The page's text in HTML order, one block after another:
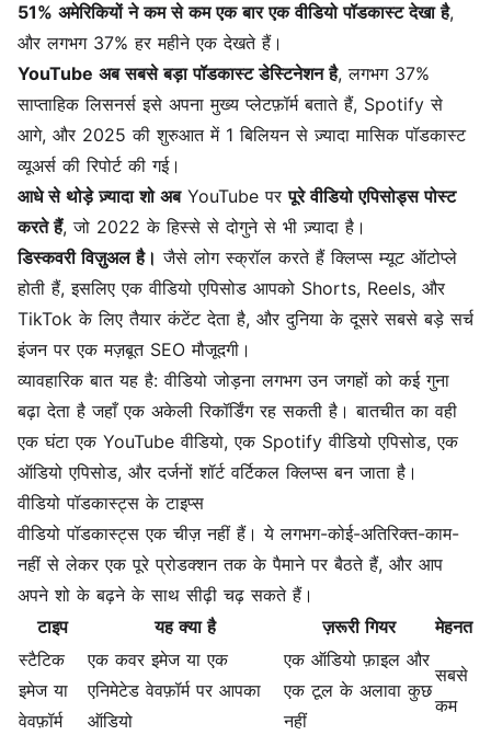
51% अमेरिकियों ने कम से कम एक बार एक वीडियो पॉडकास्ट देखा है,
और लगभग 37% हर महीने एक देखते हैं।
YouTube अब सबसे बड़ा पॉडकास्ट डेस्टिनेशन है, लगभग 37%
साप्ताहिक लिसनर्स इसे अपना मुख्य प्लेटफ़ॉर्म बताते हैं, Spotify से
आगे, और 2025 की शुरुआत में 1 बिलियन से ज़्यादा मासिक पॉडकास्ट
व्यूअर्स की रिपोर्ट की गई।
आधे से थोड़े ज़्यादा शो अबYouTube परपूरे वीडियो एपिसोड्स पोस्ट
करते हैं, जो 2022 के हिस्से से दोगुने से भी ज़्यादा है।
डिस्कवरी विज़ुअल है। जैसे लोग स्क्रॉल करते हैं क्लिप्स म्यूट ऑटोप्ले
होती हैं, इसलिए एक वीडियो एपिसोड आपको Shorts, Reels, और
TikTok के लिए तैयार कंटेंट देता है, और दुनिया के दूसरे सबसे बड़े सर्च
इंजन पर एक मज़बूत SEO मौजूदगी।
व्यावहारिक बात यह है: वीडियो जोड़ना लगभग उन जगहों को कई गुना
बढ़ा देता है जहाँ एक अकेली रिकॉर्डिंग रह सकती है। बातचीत का वही
एक घंटा एक YouTube वीडियो, एक Spotify वीडियो एपिसोड, एक
ऑडियो एपिसोड, और दर्जनों शॉर्ट वर्टिकल क्लिप्स बन जाता है।
वीडियो पॉडकास्ट्स के टाइप्स
वीडियो पॉडकास्ट्स एक चीज़ नहीं हैं। ये लगभग-कोई-अतिरिक्त-काम-
नहीं से लेकर एक पूरे प्रोडक्शन तक के पैमाने पर बैठते हैं, और आप
अपने शो के बढ़ने के साथ सीढ़ी चढ़ सकते हैं।
टाइप
यह क्या है ज़रूरी गियर
मेहनत
स्टैटिक
इमेज या
वेवफ़ॉर्म
एक कवर इमेज या एक
एनिमेटेडवेवफ़ॉर्मपर आपका
ऑडियो
एक ऑडियो फ़ाइल और
एक टूल के अलावा कुछ
नहीं
सबसे
कम